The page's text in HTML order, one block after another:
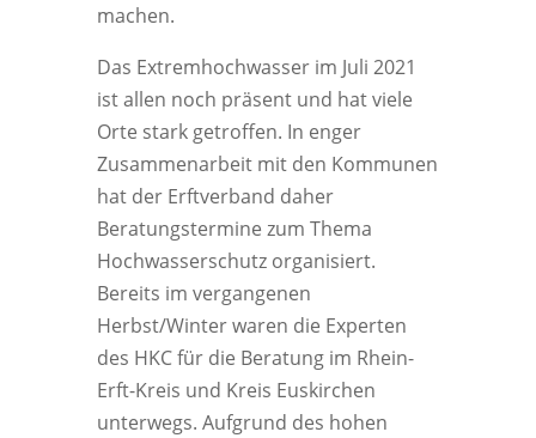
machen.
Das Extremhochwasser im Juli 2021
ist allen noch präsent und hat viele
Orte stark getroffen. In enger
Zusammenarbeit mit den Kommunen
hat der Erftverband daher
Beratungstermine zum Thema
Hochwasserschutz organisiert.
Bereits im vergangenen
Herbst/Winter waren die Experten
des HKC für die Beratung im Rhein-
Erft-Kreis und Kreis Euskirchen
unterwegs. Aufgrund des hohen